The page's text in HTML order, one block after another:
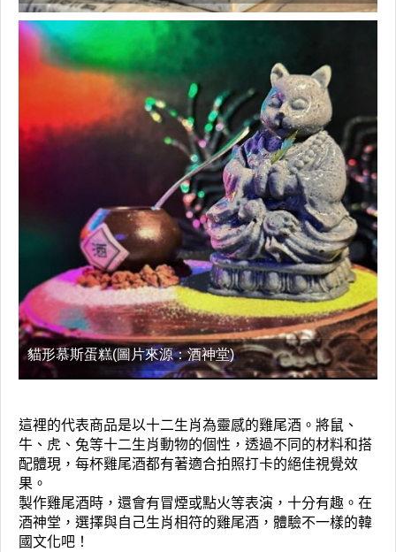
貓形慕斯蛋糕(圖片來源：酒神堂)
這裡的代表商品是以十二生肖為靈感的雞尾酒。將鼠、
牛、虎、兔等十二生肖動物的個性，透過不同的材料和搭
配體現，每杯雞尾酒都有著適合拍照打卡的絕佳視覺效
果。
製作雞尾酒時，還會有冒煙或點火等表演，十分有趣。在
酒神堂，選擇與自己生肖相符的雞尾酒，體驗不一樣的韓
國文化吧！